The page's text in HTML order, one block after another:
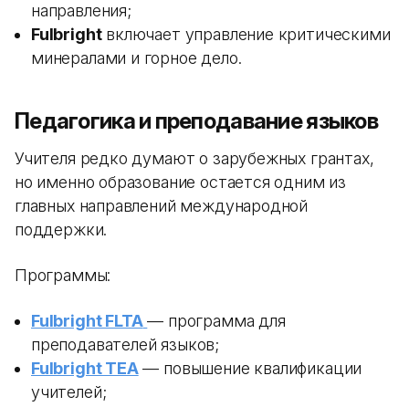
направления;
Fulbrightвключает управление критическими
минералами и горное дело.
Педагогика и преподавание языков
Учителя редко думают о зарубежных грантах,
но именно образование остается одним из
главных направлений международной
поддержки.
Программы:
Fulbright FLTA — программа для
преподавателей языков;
Fulbright TEA— повышение квалификации
учителей;